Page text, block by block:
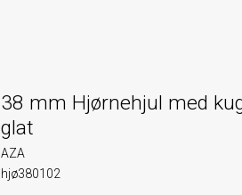
38 mm Hjørnehjul med
glat
AZA
hjø380102